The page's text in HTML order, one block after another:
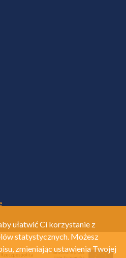
ułatwić Ci korzystanie z
statystycznych. Możesz
zmieniając ustawienia Twojej